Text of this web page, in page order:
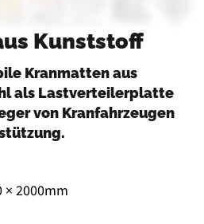
Kunststoff
Kranmatten aus
als Lastverteilerplatte
von Kranfahrzeugen
× 2000mm